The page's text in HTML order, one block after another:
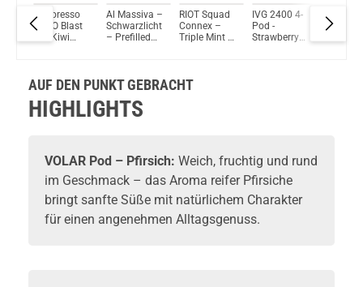
Vaporesso
DOJO Blast
X – Kiwi
Pod Tank
Al Massiva –
Schwarzlicht
– Prefilled
RIOT Squad
Connex –
Triple Mint –
IVG 2400 4-
Pod -
Strawberry
Vozol
Plug
AUF DEN PUNKT GEBRACHT
HIGHLIGHTS
VOLAR Pod – Pfirsich: Weich, fruchtig und rund
im Geschmack – das Aroma reifer Pfirsiche
bringt sanfte Süße mit natürlichem Charakter
für einen angenehmen Alltagsgenuss.